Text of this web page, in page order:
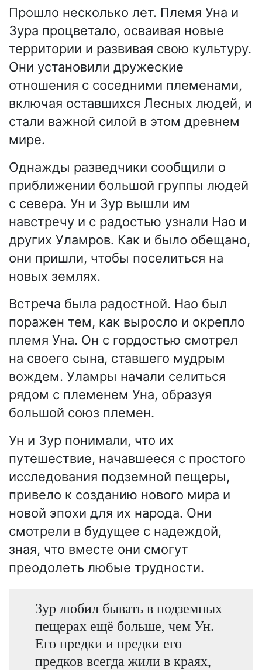
Прошло несколько лет. Племя Уна и
Зура процветало, осваивая новые
территории и развивая свою культуру.
Они установили дружеские
отношения с соседними племенами,
включая оставшихся Лесных людей, и
стали важной силой в этом древнем
мире.
Однажды разведчики сообщили о
приближении большой группы людей
с севера. Ун и Зур вышли им
навстречу и с радостью узнали Нао и
других Уламров. Как и было обещано,
они пришли, чтобы поселиться на
новых землях.
Встреча была радостной. Нао был
поражен тем, как выросло и окрепло
племя Уна. Он с гордостью смотрел
на своего сына, ставшего мудрым
вождем. Уламры начали селиться
рядом с племенем Уна, образуя
большой союз племен.
Ун и Зур понимали, что их
путешествие, начавшееся с простого
исследования подземной пещеры,
привело к созданию нового мира и
новой эпохи для их народа. Они
смотрели в будущее с надеждой,
зная, что вместе они смогут
преодолеть любые трудности.
Зур любил бывать в подземных
пещерах ещё больше, чем Ун.
Его предки и предки его
предков всегда жили в краях,